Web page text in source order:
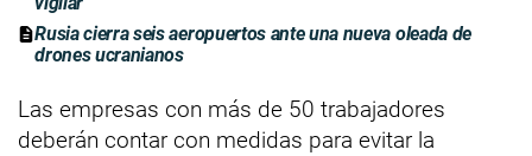
Rusia cierra seis aeropuertos ante una nueva oleada de
drones ucranianos
Las empresas con más de 50 trabajadores
deberán contar con medidas para evitar la